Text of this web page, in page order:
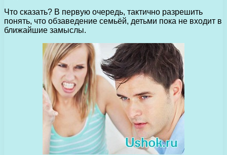
Что сказать? В первую очередь, тактично разрешить
понять, что обзаведение семьёй, детьми пока не входит в
ближайшие замыслы.